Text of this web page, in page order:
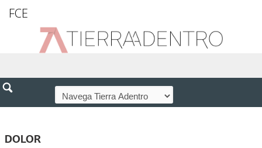
FCE
DOLOR